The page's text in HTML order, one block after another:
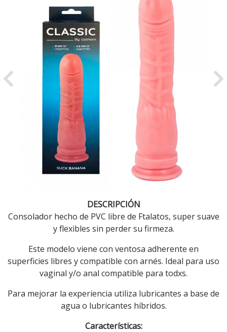
Previous
DESCRIPCIÓN
Consolador hecho de PVC libre de Ftalatos, super suave
y flexibles sin perder su firmeza.
Este modelo viene con ventosa adherente en
superficies libres y compatible con arnés. Ideal para uso
vaginal y/o anal compatible para todxs.
Para mejorar la experiencia utiliza lubricantes a base de
agua o lubricantes híbridos.
Características: